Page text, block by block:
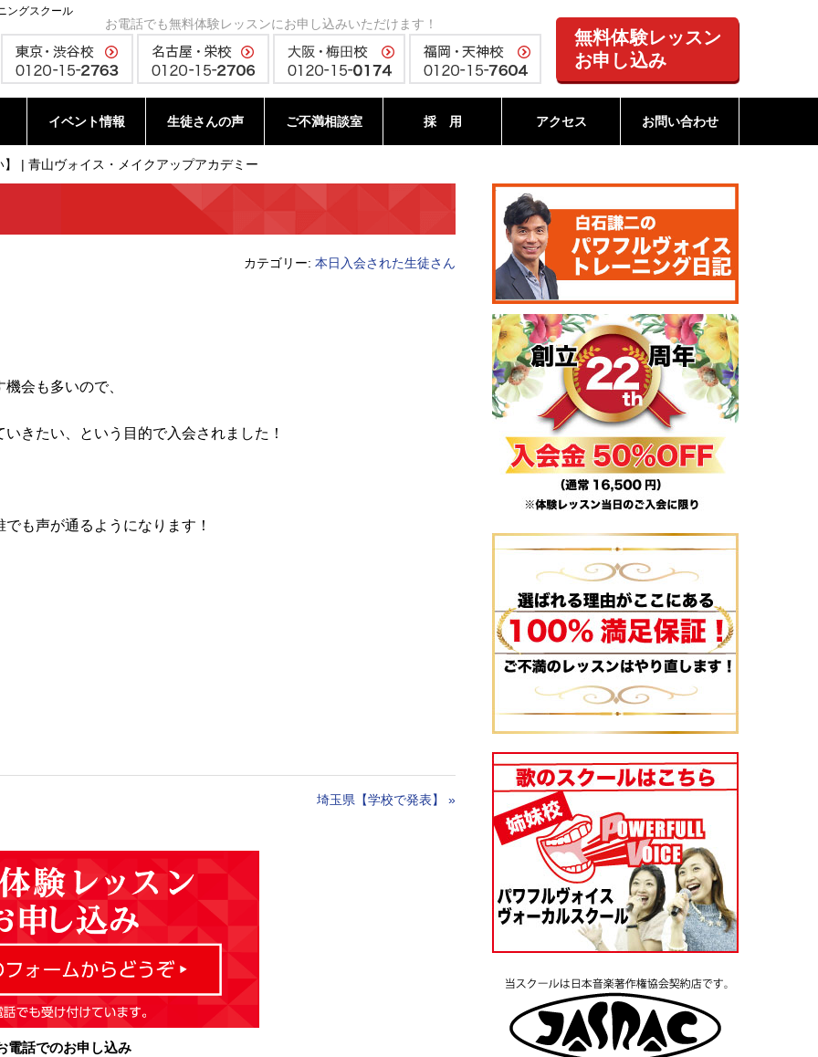
ングスクール
お電話でも無料体験レッスンにお申し込みいただけます！
無料体験レッスン
お申し込み
イベント情報 生徒さんの声 ご不満相談室 採 用 アクセス お問い合わせ
| 青山ヴォイス・メイクアップアカデミー
カテゴリー: 本日入会された生徒さん
会も多いので、
きたい、という目的で入会されました！
も声が通るようになります！
埼玉県【学校で発表】 »
電話でのお申し込み